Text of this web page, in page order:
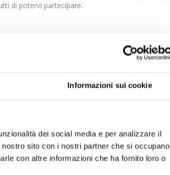
Informazioni sui cookie
dei social media e per analizzare il
sito con i nostri partner che si occupano
con altre informazioni che ha fornito loro o
di potervi partecipare.